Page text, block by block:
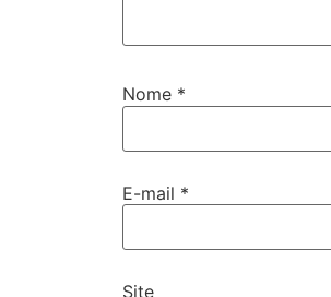
Nome *
E-mail *
Site